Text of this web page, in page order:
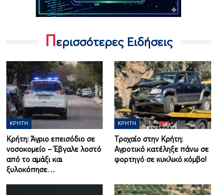
Περισσότερες Ειδήσεις
ΚΡΉΤΗ
Κρήτη: Άγριο επεισόδιο σε
νοσοκομείο – Έβγαλε λοστό
από το αμάξι και
ξυλοκόπησε…
ΚΡΉΤΗ
Τροχαίο στην Κρήτη:
Αγροτικό κατέληξε πάνω σε
φορτηγό σε κυκλικό κόμβο!